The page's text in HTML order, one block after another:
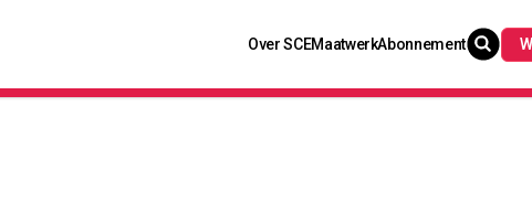
Over SCEMaatwerkAbonnement